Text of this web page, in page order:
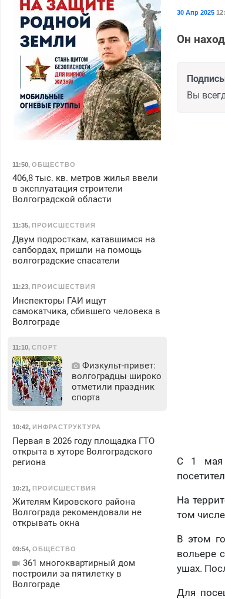
30 Апр 2025
Он
Вы
С 1 мая
На
том
В этом
вольере
ушах.
Для
11:50, ОБЩЕСТВО
406,8 тыс. кв. метров жилья ввели
в эксплуатация строители
Волгоградской области
11:35, ПРОИСШЕСТВИЯ
Двум подросткам, катавшимся на
сапбордах, пришли на помощь
волгоградские спасатели
11:23, ПРОИСШЕСТВИЯ
Инспекторы ГАИ ищут
самокатчика, сбившего человека в
Волгограде
11:10, СПОРТ
Физкульт‑привет:
волгоградцы широко
отметили праздник
спорта
10:42, ИНФРАСТРУКТУРА
Первая в 2026 году площадка ГТО
открыта в хуторе Волгоградского
региона
10:21, ПРОИСШЕСТВИЯ
Жителям Кировского района
Волгограда рекомендовали не
открывать окна
09:54, ОБЩЕСТВО
361 многоквартирный дом
построили за пятилетку в
Волгограде